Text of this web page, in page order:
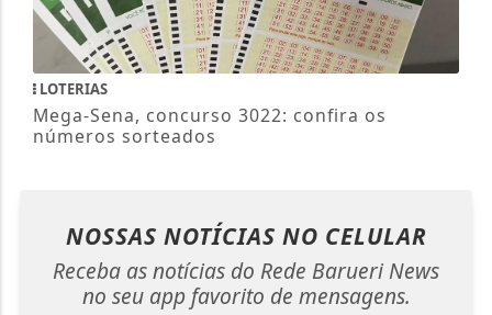
LOTERIAS
Mega-Sena, concurso 3022: confira os
números sorteados
NOSSAS NOTÍCIAS NO CELULAR
Receba as notícias do Rede Barueri News
no seu app favorito de mensagens.